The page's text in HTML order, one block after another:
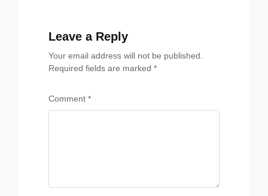
Leave a Reply
Your email address will not be published.
Required fields are marked *
Comment *